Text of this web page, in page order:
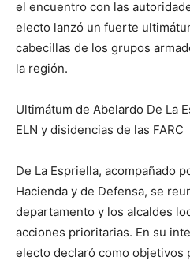
el encuentro con las
electo lanzó un fuerte
cabecillas de los grupos
la región.
Ultimátum de Abelardo De La
ELN y disidencias de las FARC
De La Espriella, acompañado
Hacienda y de Defensa, se
departamento y los alcaldes
acciones prioritarias. En su
electo declaró como objetivos